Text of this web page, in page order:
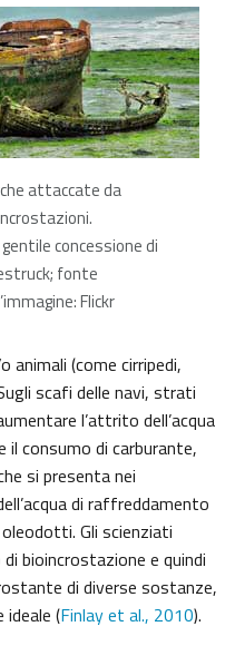
attaccate da
concessione di
fonte
Flickr
animali (come cirripedi,
scafi delle navi, strati
l’attrito dell’acqua
consumo di carburante,
si presenta nei
di raffreddamento
Gli scienziati
bioincrostazione e quindi
di diverse sostanze,
ideale (Finlay et al., 2010).